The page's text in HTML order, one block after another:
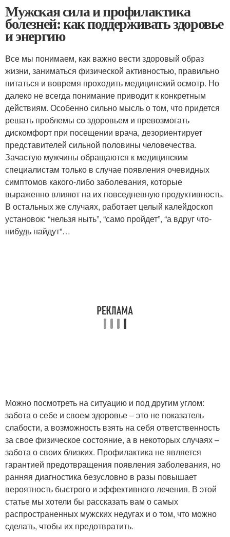
Мужская сила и профилактика
болезней: как поддерживать здоровье
и энергию
Все мы понимаем, как важно вести здоровый образ
жизни, заниматься физической активностью, правильно
питаться и вовремя проходить медицинский осмотр. Но
далеко не всегда понимание приводит к конкретным
действиям. Особенно сильно мысль о том, что придется
решать проблемы со здоровьем и превозмогать
дискомфорт при посещении врача, дезориентирует
представителей сильной половины человечества.
Зачастую мужчины обращаются к медицинским
специалистам только в случае появления очевидных
симптомов какого-либо заболевания, которые
выраженно влияют на их повседневную продуктивность.
В остальных же случаях, работает целый калейдоскоп
установок: “нельзя ныть”, “само пройдет”, “а вдруг что-
нибудь найдут”…
Можно посмотреть на ситуацию и под другим углом:
забота о себе и своем здоровье – это не показатель
слабости, а возможность взять на себя ответственность
за свое физическое состояние, а в некоторых случаях –
забота о своих близких. Профилактика не является
гарантией предотвращения появления заболевания, но
ранняя диагностика безусловно в разы повышает
вероятность быстрого и эффективного лечения. В этой
статье мы хотели бы рассказать вам о самых
распространенных мужских недугах и о том, что можно
сделать, чтобы их предотвратить.